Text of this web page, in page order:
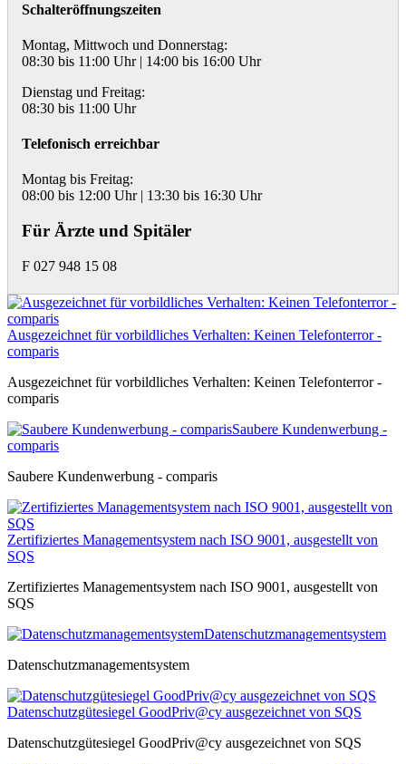
Schalteröffnungszeiten
Montag, Mittwoch und Donnerstag:
08:30 bis 11:00 Uhr | 14:00 bis 16:00 Uhr
Dienstag und Freitag:
08:30 bis 11:00 Uhr
Telefonisch erreichbar
Montag bis Freitag:
08:00 bis 12:00 Uhr | 13:30 bis 16:30 Uhr
Für Ärzte und Spitäler
F 027 948 15 08
Ausgezeichnet für vorbildliches Verhalten: Keinen Telefonterror -
comparis
Ausgezeichnet für vorbildliches Verhalten: Keinen Telefonterror -
comparis
Saubere Kundenwerbung -
comparis
Saubere Kundenwerbung - comparis
Zertifiziertes Managementsystem nach ISO 9001, ausgestellt von
SQS
Zertifiziertes Managementsystem nach ISO 9001, ausgestellt von
SQS
Datenschutzmanagementsystem
Datenschutzmanagementsystem
Datenschutzgütesiegel GoodPriv@cy ausgezeichnet von SQS
Datenschutzgütesiegel GoodPriv@cy ausgezeichnet von SQS